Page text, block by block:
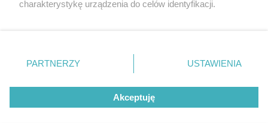
5
charakterystykę urządzenia do celów identyfikacji.
zmienić/wycofać klikając przycisk ustawień prywatności
znajdujący się w lewym dolnym rogu strony
rodzaje przetwarzania danych nie wymagają zgody
użytkownika, ale masz prawo sprzeciwić się takiemu
przetwarzaniu. Preferencje będą miały zastosowanie tylko
PARTNERZY USTAWIENIA
Akceptuję